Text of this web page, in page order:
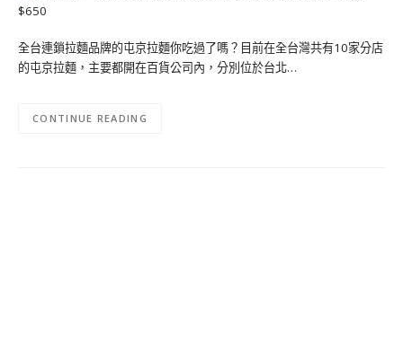
全台連鎖拉麵品牌的屯京拉麵你吃過了嗎？目前在全台灣共有10家分店
的屯京拉麵，主要都開在百貨公司內，分別位於台北…
CONTINUE READING